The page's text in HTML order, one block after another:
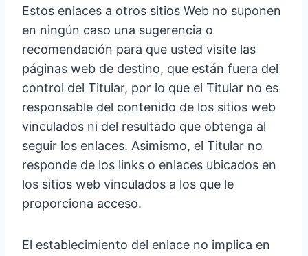
Estos enlaces a otros sitios Web no suponen
en ningún caso una sugerencia o
recomendación para que usted visite las
páginas web de destino, que están fuera del
control del Titular, por lo que el Titular no es
responsable del contenido de los sitios web
vinculados ni del resultado que obtenga al
seguir los enlaces. Asimismo, el Titular no
responde de los links o enlaces ubicados en
los sitios web vinculados a los que le
proporciona acceso.
El establecimiento del enlace no implica en